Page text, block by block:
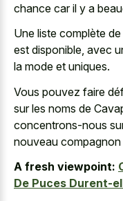
chance car il y a
Une liste complète
est disponible, avec
la mode et uniques.
Vous pouvez faire
sur les noms de
concentrons-nous
nouveau compagnon
A fresh viewpoint:
De Puces Durent-